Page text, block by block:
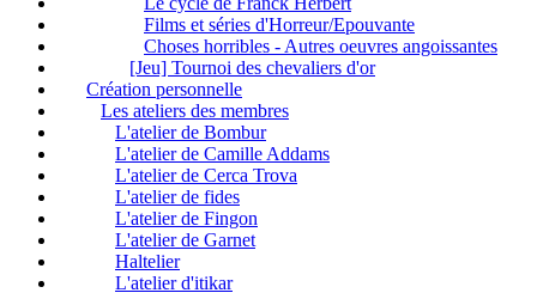
Films et séries d'Horreur/Epouvante
Choses horribles - Autres oeuvres angoissantes
[Jeu] Tournoi des chevaliers d'or
Création personnelle
Les ateliers des membres
L'atelier de Bombur
L'atelier de Camille Addams
L'atelier de Cerca Trova
L'atelier de fides
L'atelier de Fingon
L'atelier de Garnet
Haltelier
L'atelier d'itikar